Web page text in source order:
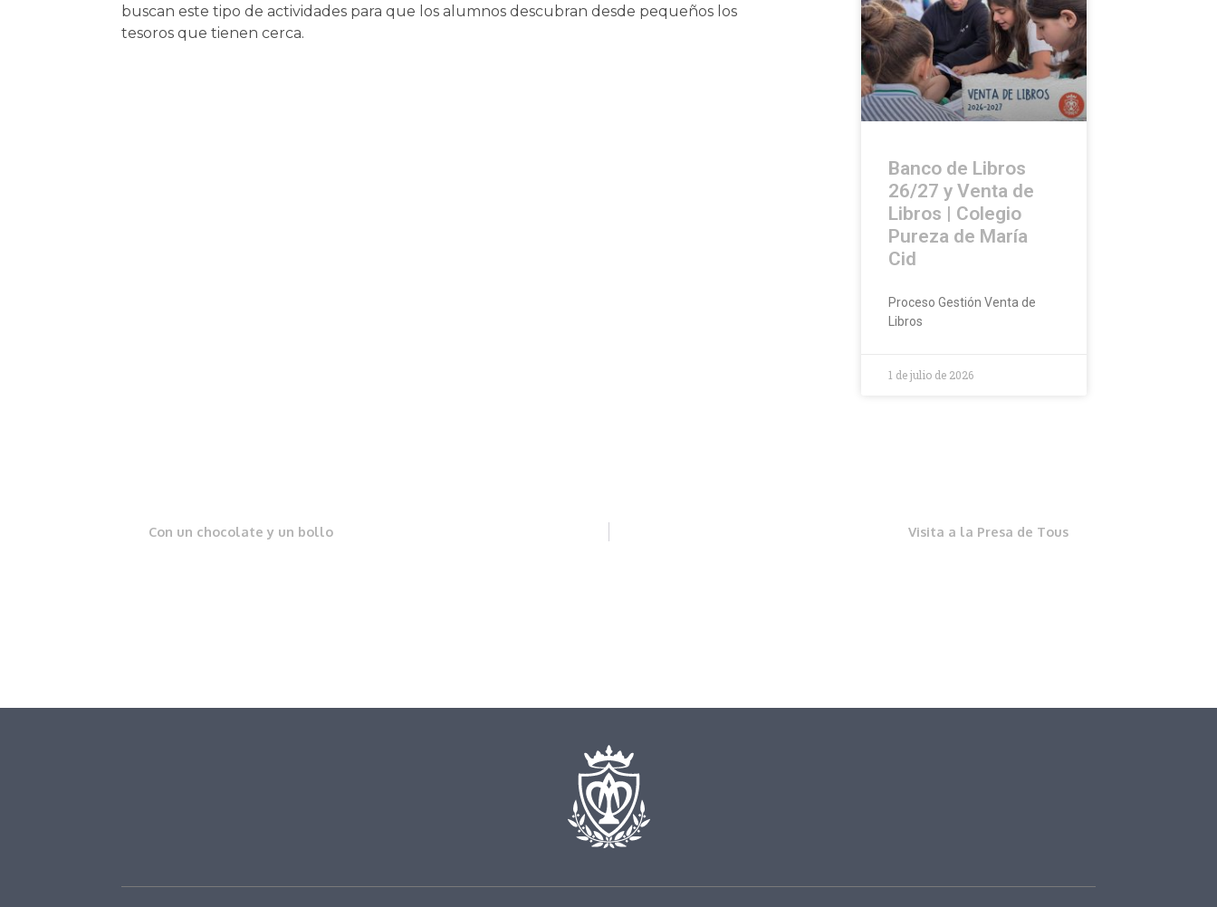
buscan este tipo de actividades para que los alumnos descubran desde pequeños los
tesoros que tienen cerca.
Banco de Libros
26/27 y Venta de
Libros | Colegio
Pureza de María
Cid
Proceso Gestión Venta de
Libros
1 de julio de 2026
Con un chocolate y un bollo Visita a la Presa de Tous